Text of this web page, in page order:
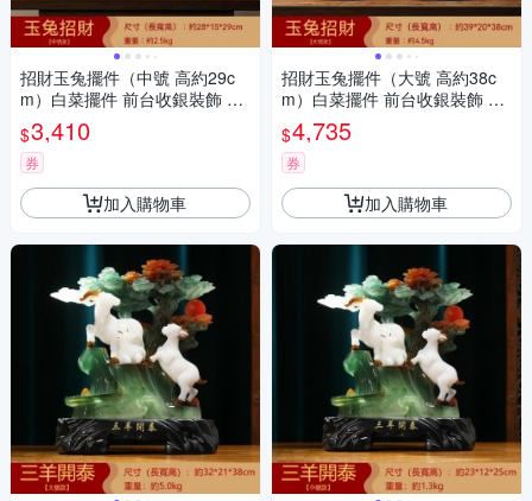
招財玉兔擺件（中號 高約29c
m）白菜擺件 前台收銀裝飾 客
廳玄關酒櫃裝飾品 喬遷新居開
業禮物
$3,410
券
加入購物車
招財玉兔擺件（大號 高約38c
m）白菜擺件 前台收銀裝飾 客
廳玄關酒櫃裝飾品 喬遷新居開
業禮物
$4,735
券
加入購物車